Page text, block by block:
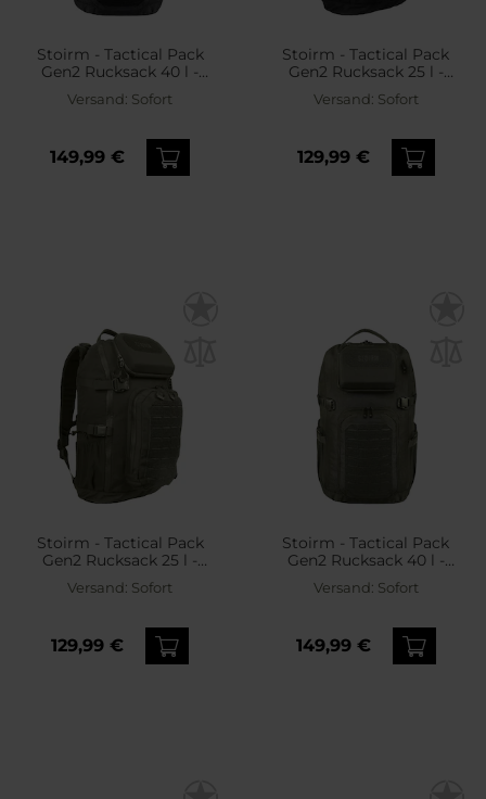
Stoirm - Tactical Pack
Gen2 Rucksack 40 l -
Versand: Sofort
149,99 €
Stoirm - Tactical Pack
Gen2 Rucksack 25 l -
Versand: Sofort
129,99 €
Stoirm - Tactical Pack
Gen2 Rucksack 25 l -
Ranger Green
Versand: Sofort
129,99 €
Stoirm - Tactical Pack
Gen2 Rucksack 40 l -
Ranger Green
Versand: Sofort
149,99 €